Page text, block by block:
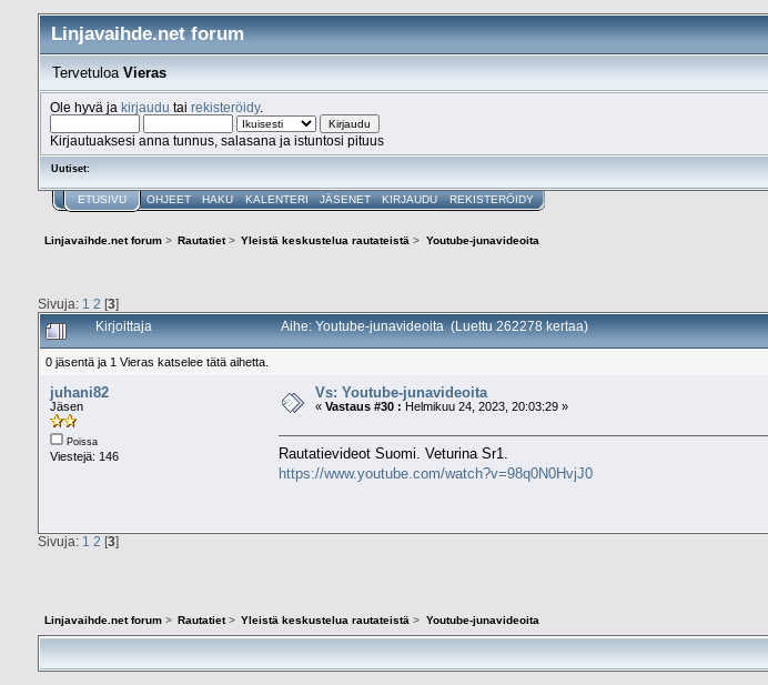
Linjavaihde.net forum
TervetuloaVieras
Ole hyvä ja kirjaudu tai rekisteröidy.
Kirjautuaksesi anna tunnus, salasana ja istuntosi pituus
Uutiset:
ETUSIVU OHJEET HAKU KALENTERI JÄSENET KIRJAUDU REKISTERÖIDY
Linjavaihde.net forum > Rautatiet> Yleistä keskustelua rautateistä > Youtube-junavideoita
Sivuja: 1 2 [3]
Kirjoittaja Aihe: Youtube-junavideoita (Luettu 262278 kertaa)
0 jäsentä ja 1 Vieras katselee tätä aihetta.
juhani82
Jäsen
Poissa
Viestejä: 146
Vs: Youtube-junavideoita
« Vastaus #30 : Helmikuu 24, 2023, 20:03:29 »
Rautatievideot Suomi. Veturina Sr1.
https://www.youtube.com/watch?v=98q0N0HvjJ0
Sivuja: 1 2 [3]
Linjavaihde.net forum > Rautatiet> Yleistä keskustelua rautateistä > Youtube-junavideoita